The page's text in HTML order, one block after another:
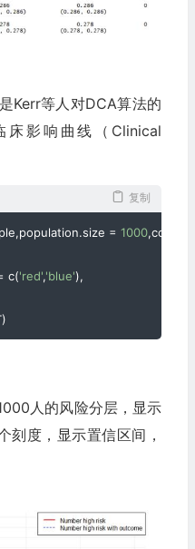
Kerr等人对DCA算法的
影响曲线（Clinical
复制
,population.size = 1000,cost
c('red','blue'),
)
人的风险分层，显示
刻度，显示置信区间，